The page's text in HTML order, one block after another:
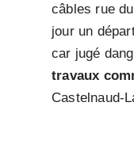
câbles rue
jour un
car jugé
travaux
Castelnaud-